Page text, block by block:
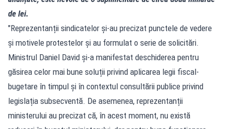
de lei.
"Reprezentanții sindicatelor și-au precizat punctele de vedere
și motivele protestelor și au formulat o serie de solicitări.
Ministrul Daniel David și-a manifestat deschiderea pentru
găsirea celor mai bune soluții privind aplicarea legii fiscal-
bugetare în timpul și în contextul consultării publice privind
legislația subsecventă. De asemenea, reprezentanții
ministerului au precizat că, în acest moment, nu există